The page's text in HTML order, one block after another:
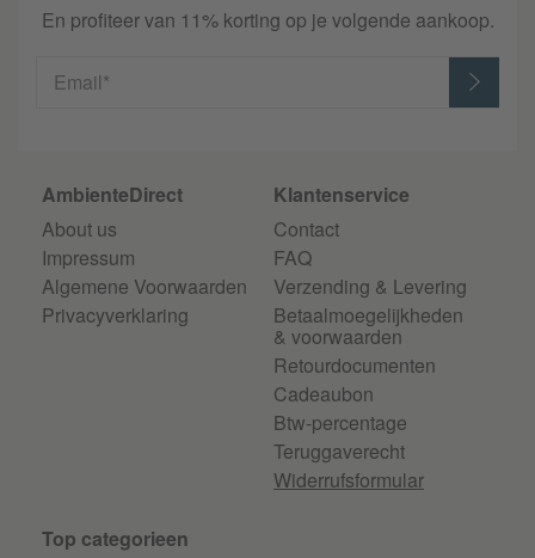
En profiteer van 11% korting op je volgende aankoop.
Email*
AmbienteDirect
About us
Impressum
Algemene Voorwaarden
Privacyverklaring
Klantenservice
Contact
FAQ
Verzending & Levering
Betaalmoegelijkheden
& voorwaarden
Retourdocumenten
Cadeaubon
Btw-percentage
Teruggaverecht
Widerrufsformular
Top categorieen